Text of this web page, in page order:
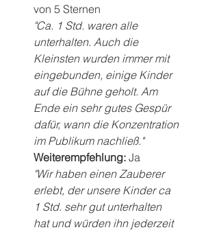
von 5 Sternen
"Ca. 1 Std. waren alle
unterhalten. Auch die
Kleinsten wurden immer mit
eingebunden, einige Kinder
auf die Bühne geholt. Am
Ende ein sehr gutes Gespür
dafür, wann die Konzentration
im Publikum nachließ."
Weiterempfehlung: Ja
"Wir haben einen Zauberer
erlebt, der unsere Kinder ca
1 Std. sehr gut unterhalten
hat und würden ihn jederzeit